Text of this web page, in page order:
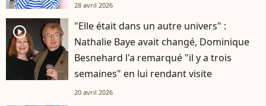
28 avril 2026
player2
"Elle était dans un autre univers" :
Nathalie Baye avait changé, Dominique
Besnehard l'a remarqué "il y a trois
semaines" en lui rendant visite
20 avril 2026